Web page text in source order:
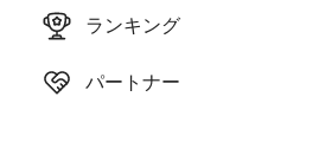
ランキング
パートナー